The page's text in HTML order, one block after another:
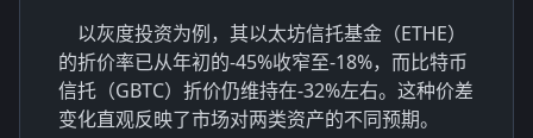
以灰度投资为例，其以太坊信托基金（ETHE）
的折价率已从年初的-45%收窄至-18%，而比特币
信托（GBTC）折价仍维持在-32%左右。这种价差
变化直观反映了市场对两类资产的不同预期。